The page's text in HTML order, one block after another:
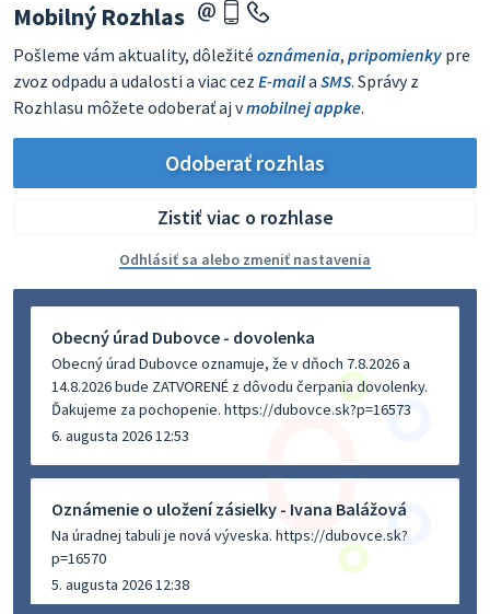
Mobilný Rozhlas
Pošleme vám aktuality, dôležité oznámenia, pripomienky pre
zvoz odpadu a udalosti a viac cez E-maila SMS. Správy z
Rozhlasu môžete odoberať aj vmobilnej appke.
Odoberať rozhlas
Zistiť viac o rozhlase
Odhlásiť sa alebo zmeniť nastavenia
Obecný úrad Dubovce - dovolenka
Obecný úrad Dubovce oznamuje, že v dňoch 7.8.2026 a
14.8.2026 bude ZATVORENÉ z dôvodu čerpania dovolenky.
Ďakujeme za pochopenie. https://dubovce.sk?p=16573
6. augusta 2026 12:53
Oznámenie o uložení zásielky - Ivana Balážová
Na úradnej tabuli je nová výveska. https://dubovce.sk?
p=16570
5. augusta 2026 12:38